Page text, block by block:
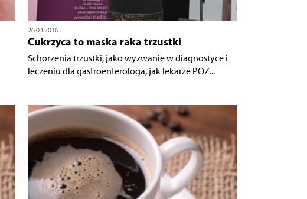
26.04.2016
Cukrzyca to maska raka trzustki
Schorzenia trzustki, jako wyzwanie w diagnostyce i
leczeniu dla gastroenterologa, jak lekarze POZ...